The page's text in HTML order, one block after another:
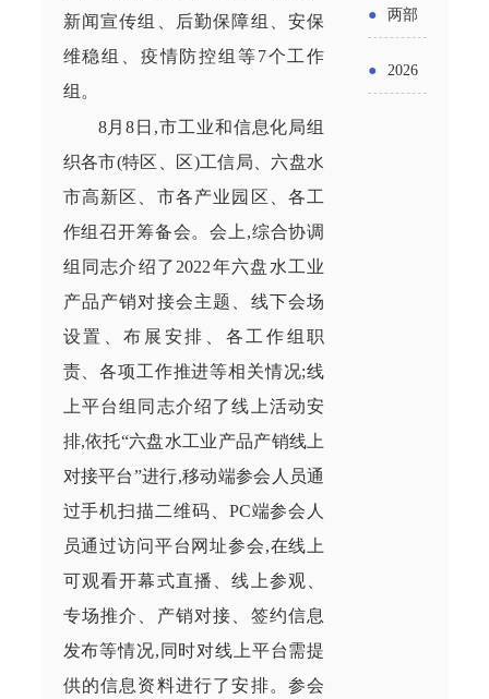
新闻宣传组、后勤保障组、安保
维稳组、疫情防控组 等7个工作
组。
8月8 日,市工业和信息化局组
织各市(特区、区)工信局、六盘水
市高新区、市各产业园区、各工
作组召开筹备会。会上,综合协调
组同志介绍了 2022年六盘水工业
产品产销对接会主题、线下会场
设置、布展安排、各工作组职
责、各项工作推进等相关情况;线
上平台组同志介绍了线上活动安
排,依托“六盘水工业产品产销线上
对接平台”进行,移动端参会人员通
过手机扫描二维码、 PC端参会人
员通过访问平台网址参会,在线上
可观看开幕式直播、线上参观、
专场推介、产销对接、签约信息
发布等情况, 同时对线上平台需提
供的信息资料进行了安排。参会
例新变
领域及
申报要
五”期间
支持科
务培育
● 两部
● 2026